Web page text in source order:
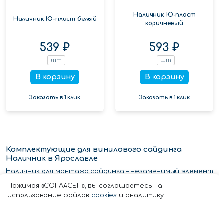
Наличник Ю-пласт белый
539 ₽
шт
В корзину
Заказать в 1 клик
Наличник Ю-пласт
коричневый
593 ₽
шт
В корзину
Заказать в 1 клик
Комплектующие для винилового сайдинга
Наличник в Ярославле
Наличник для монтажа сайдинга – незаменимый элемент
различные цвета, такие как коричневый и белый.
Нажимая «СОГЛАСЕН», вы соглашаетесь на
использование файлов cookies и аналитику